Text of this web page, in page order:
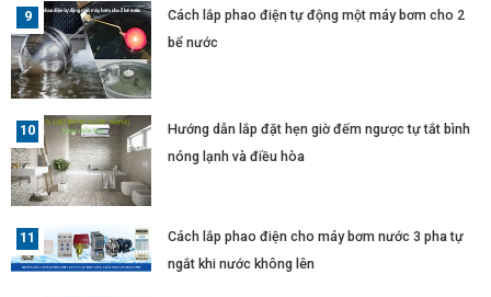
Cách lắp phao điện tự động một máy bơm cho 2
bể nước
Hướng dẫn lắp đặt hẹn giờ đếm ngược tự tắt bình
nóng lạnh và điều hòa
Cách lắp phao điện cho máy bơm nước 3 pha tự
ngắt khi nước không lên